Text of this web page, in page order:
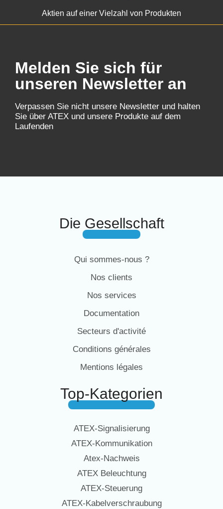
Aktien auf einer Vielzahl von Produkten
Melden Sie sich für
unseren Newsletter an
Verpassen Sie nicht unsere Newsletter und halten
Sie über ATEX und unsere Produkte auf dem
Laufenden
Die Gesellschaft
Qui sommes-nous ?
Nos clients
Nos services
Documentation
Secteurs d'activité
Conditions générales
Mentions légales
Top-Kategorien
ATEX-Signalisierung
ATEX-Kommunikation
Atex-Nachweis
ATEX Beleuchtung
ATEX-Steuerung
ATEX-Kabelverschraubung